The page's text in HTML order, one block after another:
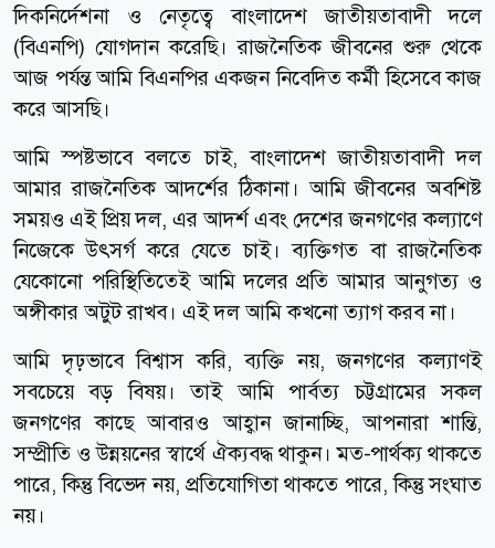
দিকনির্দেশনা ও নেতৃত্বে বাংলাদেশ জাতীয়তাবাদী দলে
(বিএনপি) যোগদান করেছি। রাজনৈতিক জীবনের শুরু থেকে
আজ পর্যন্ত আমি বিএনপির একজন নিবেদিত কর্মী হিসেবে কাজ
করে আসছি।
আমি স্পষ্টভাবে বলতে চাই, বাংলাদেশ জাতীয়তাবাদী দল
আমার রাজনৈতিক আদর্শের ঠিকানা। আমি জীবনের অবশিষ্ট
সময়ও এই প্রিয় দল, এর আদর্শ এবং দেশের জনগণের কল্যাণে
নিজেকে উৎসর্গ করে যেতে চাই। ব্যক্তিগত বা রাজনৈতিক
যেকোনো পরিস্থিতিতেই আমি দলের প্রতি আমার আনুগত্য ও
অঙ্গীকার অটুট রাখব। এই দল আমি কখনো ত্যাগ করব না।
আমি দৃঢ়ভাবে বিশ্বাস করি, ব্যক্তি নয়, জনগণের কল্যাণই
সবচেয়ে বড় বিষয়। তাই আমি পার্বত্য চট্টগ্রামের সকল
জনগণের কাছে আবারও আহ্বান জানাচ্ছি, আপনারা শান্তি,
সম্প্রীতি ও উন্নয়নের স্বার্থে ঐক্যবদ্ধ থাকুন। মত-পার্থক্য থাকতে
পারে, কিন্তু বিভেদ নয়, প্রতিযোগিতা থাকতে পারে, কিন্তু সংঘাত
নয়।